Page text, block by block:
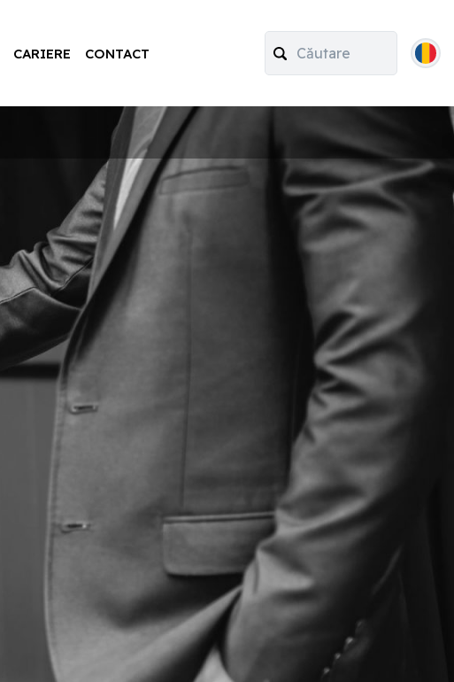
CARIERE CONTACT